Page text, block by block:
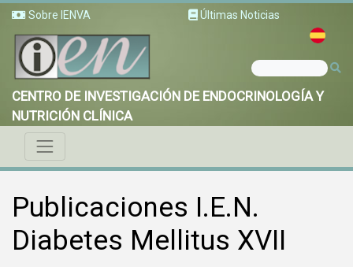
Sobre IENVA Últimas Noticias
CENTRO DE INVESTIGACIÓN DE ENDOCRINOLOGÍA Y
NUTRICIÓN CLÍNICA
Publicaciones I.E.N.
Diabetes Mellitus XVII